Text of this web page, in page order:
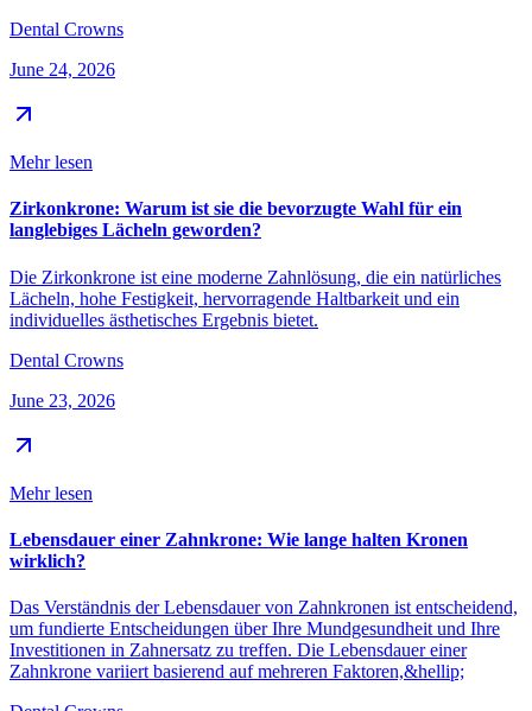
Dental Crowns
June 24, 2026
Mehr lesen
Zirkonkrone: Warum ist sie die bevorzugte Wahl für ein
langlebiges Lächeln geworden?
Die Zirkonkrone ist eine moderne Zahnlösung, die ein natürliches
Lächeln, hohe Festigkeit, hervorragende Haltbarkeit und ein
individuelles ästhetisches Ergebnis bietet.
Dental Crowns
June 23, 2026
Mehr lesen
Lebensdauer einer Zahnkrone: Wie lange halten Kronen
wirklich?
Das Verständnis der Lebensdauer von Zahnkronen ist entscheidend,
um fundierte Entscheidungen über Ihre Mundgesundheit und Ihre
Investitionen in Zahnersatz zu treffen. Die Lebensdauer einer
Zahnkrone variiert basierend auf mehreren Faktoren,&hellip;